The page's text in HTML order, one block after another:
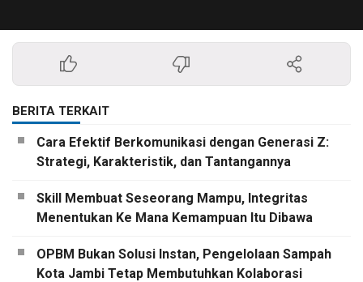
BERITA TERKAIT
Cara Efektif Berkomunikasi dengan Generasi Z:
Strategi, Karakteristik, dan Tantangannya
Skill Membuat Seseorang Mampu, Integritas
Menentukan Ke Mana Kemampuan Itu Dibawa
OPBM Bukan Solusi Instan, Pengelolaan Sampah
Kota Jambi Tetap Membutuhkan Kolaborasi